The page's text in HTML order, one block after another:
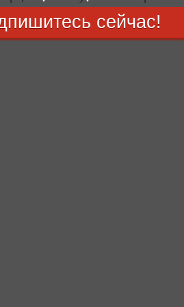
около 160 квадратных метров
сейчас!